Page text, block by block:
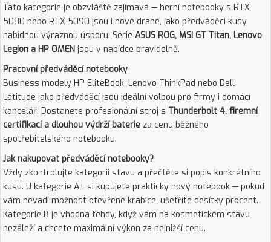
Tato kategorie je obzvláště zajímavá — herní notebooky s RTX
5080 nebo RTX 5090 jsou i nové drahé, jako předváděcí kusy
nabídnou výraznou úsporu. Série ASUS ROG, MSI GT Titan, Lenovo
Legion a HP OMEN jsou v nabídce pravidelně.
Pracovní předváděcí notebooky
Business modely HP EliteBook, Lenovo ThinkPad nebo Dell
Latitude jako předváděcí jsou ideální volbou pro firmy i domácí
kancelář. Dostanete profesionální stroj s Thunderbolt 4, firemní
certifikací a dlouhou výdrží baterie za cenu běžného
spotřebitelského notebooku.
Jak nakupovat předváděcí notebooky?
Vždy zkontrolujte kategorii stavu a přečtěte si popis konkrétního
kusu. U kategorie A+ si kupujete prakticky nový notebook — pokud
vám nevadí možnost otevřené krabice, ušetříte desítky procent.
Kategorie B je vhodná tehdy, když vám na kosmetickém stavu
nezáleží a chcete maximální výkon za nejnižší cenu.